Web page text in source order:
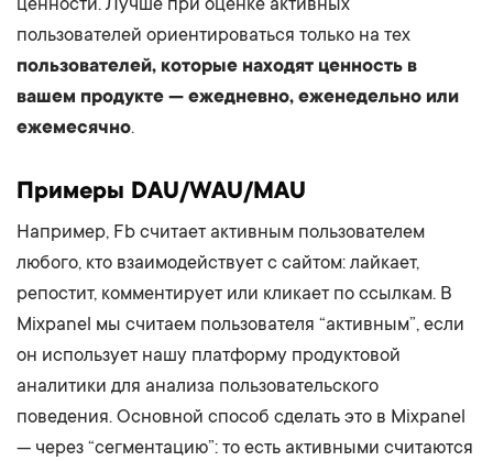
пользователей ориентироваться только на тех
пользователей, которые находят ценность в
вашем продукте — ежедневно, еженедельно или
ежемесячно.
Примеры DAU/WAU/MAU
Например, Fb считает активным пользователем
любого, кто взаимодействует с сайтом: лайкает,
репостит, комментирует или кликает по ссылкам. В
Mixpanel мы считаем пользователя “активным”, если
он использует нашу платформу продуктовой
аналитики для анализа пользовательского
поведения. Основной способ сделать это в Mixpanel
— через “сегментацию”: то есть активными считаются